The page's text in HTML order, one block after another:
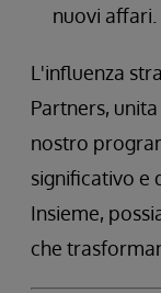
nuovi affari.
L'influenza
Partners,
nostro
significativo e
Insieme,
che